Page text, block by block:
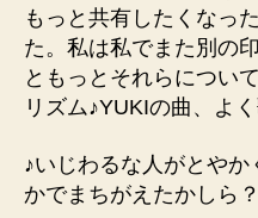
もっと共有したくなっ
た。私は私でまた別の
ともっとそれらについ
リズム♪YUKIの曲、よく
♪いじわるな人がとや
かでまちがえたかしら